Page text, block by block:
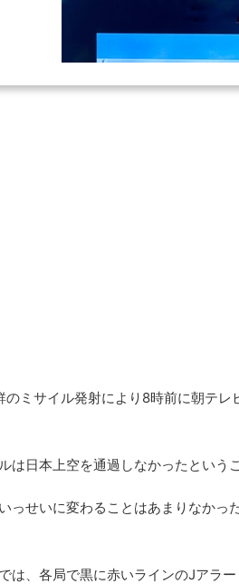
のミサイル発射により8時前に朝テ
は日本上空を通過しなかったという
っせいに変わることはあまりなかっ
は、各局で黒に赤いラインのJアラー